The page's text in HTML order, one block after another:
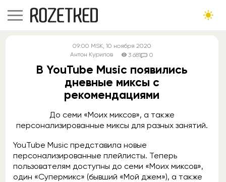
09:00 MSK, 10 ноября 2020
Антон Курилов
3 681 0
В YouTube Music появились
дневные миксы с
рекомендациями
До семи «Моих миксов», а также
персонализированные миксы для разных занятий.
YouTube Music представила новые
персонализированные плейлисты. Теперь
пользователям доступны до семи «Моих миксов»,
один «Супермикс» (бывший «Мой джем»), а также